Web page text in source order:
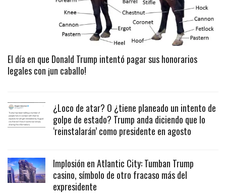
El día en que Donald Trump intentó pagar sus honorarios
legales con ¡un caballo!
¿Loco de atar? O ¿tiene planeado un intento de
golpe de estado? Trump anda diciendo que lo
‘reinstalarán’ como presidente en agosto
Implosión en Atlantic City: Tumban Trump
casino, símbolo de otro fracaso más del
expresidente